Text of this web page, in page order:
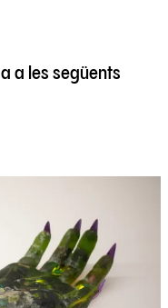
a les següents